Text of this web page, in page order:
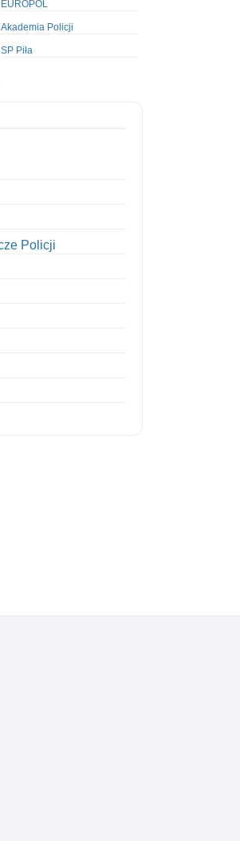
EUROPOL
Akademia Policji
SP Piła
Policji